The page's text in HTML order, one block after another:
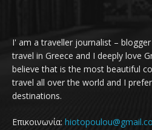
I' am a traveller journalist –
travel in Greece and I deeply love
believe that is the most beautiful
travel all over the world and I
destinations.
Επικοινωνία: